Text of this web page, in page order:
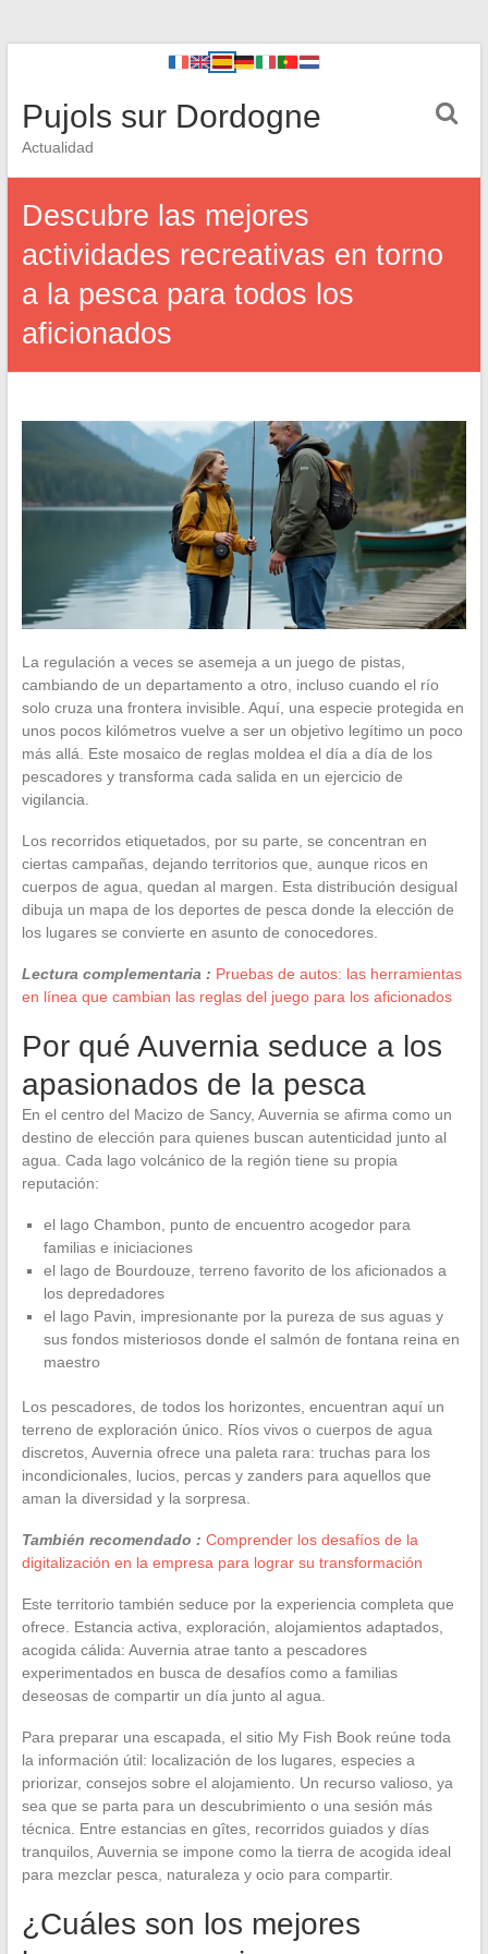
Pujols sur Dordogne
Actualidad
Descubre las mejores
actividades recreativas en torno
a la pesca para todos los
aficionados
La regulación a veces se asemeja a un juego de pistas,
cambiando de un departamento a otro, incluso cuando el río
solo cruza una frontera invisible. Aquí, una especie protegida en
unos pocos kilómetros vuelve a ser un objetivo legítimo un poco
más allá. Este mosaico de reglas moldea el día a día de los
pescadores y transforma cada salida en un ejercicio de
vigilancia.
Los recorridos etiquetados, por su parte, se concentran en
ciertas campañas, dejando territorios que, aunque ricos en
cuerpos de agua, quedan al margen. Esta distribución desigual
dibuja un mapa de los deportes de pesca donde la elección de
los lugares se convierte en asunto de conocedores.
Lectura complementaria : Pruebas de autos: las herramientas
en línea que cambian las reglas del juego para los aficionados
Por qué Auvernia seduce a los
apasionados de la pesca
En el centro del Macizo de Sancy, Auvernia se afirma como un
destino de elección para quienes buscan autenticidad junto al
agua. Cada lago volcánico de la región tiene su propia
reputación:
el lago Chambon, punto de encuentro acogedor para
familias e iniciaciones
el lago de Bourdouze, terreno favorito de los aficionados a
los depredadores
el lago Pavin, impresionante por la pureza de sus aguas y
sus fondos misteriosos donde el salmón de fontana reina en
maestro
Los pescadores, de todos los horizontes, encuentran aquí un
terreno de exploración único. Ríos vivos o cuerpos de agua
discretos, Auvernia ofrece una paleta rara: truchas para los
incondicionales, lucios, percas y zanders para aquellos que
aman la diversidad y la sorpresa.
También recomendado : Comprender los desafíos de la
digitalización en la empresa para lograr su transformación
Este territorio también seduce por la experiencia completa que
ofrece. Estancia activa, exploración, alojamientos adaptados,
acogida cálida: Auvernia atrae tanto a pescadores
experimentados en busca de desafíos como a familias
deseosas de compartir un día junto al agua.
Para preparar una escapada, el sitio My Fish Book reúne toda
la información útil: localización de los lugares, especies a
priorizar, consejos sobre el alojamiento. Un recurso valioso, ya
sea que se parta para un descubrimiento o una sesión más
técnica. Entre estancias en gîtes, recorridos guiados y días
tranquilos, Auvernia se impone como la tierra de acogida ideal
para mezclar pesca, naturaleza y ocio para compartir.
¿Cuáles son los mejores